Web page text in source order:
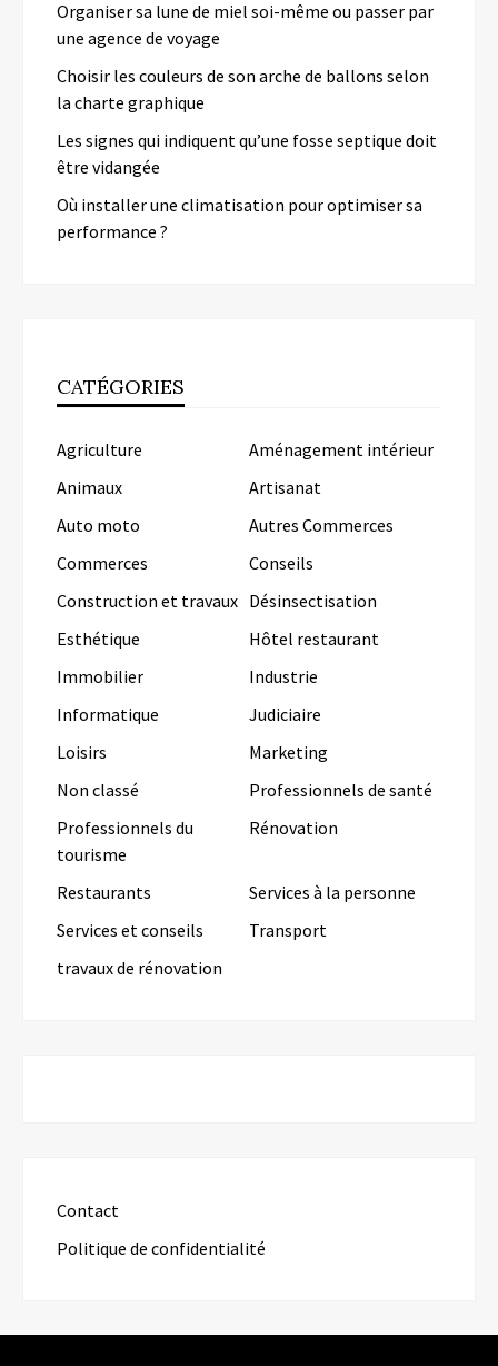
Organiser sa lune de miel soi-même ou passer par
une agence de voyage
Choisir les couleurs de son arche de ballons selon
la charte graphique
Les signes qui indiquent qu’une fosse septique doit
être vidangée
Où installer une climatisation pour optimiser sa
performance ?
CATÉGORIES
Agriculture
Aménagement intérieur
Animaux
Artisanat
Auto moto
Autres Commerces
Commerces
Conseils
Construction et travaux Désinsectisation
Esthétique
Hôtel restaurant
Immobilier
Industrie
Informatique
Judiciaire
Loisirs
Marketing
Non classé
Professionnels de santé
Professionnels du
tourisme
Rénovation
Restaurants
Services à la personne
Services et conseils
Transport
travaux de rénovation
Contact
Politique de confidentialité